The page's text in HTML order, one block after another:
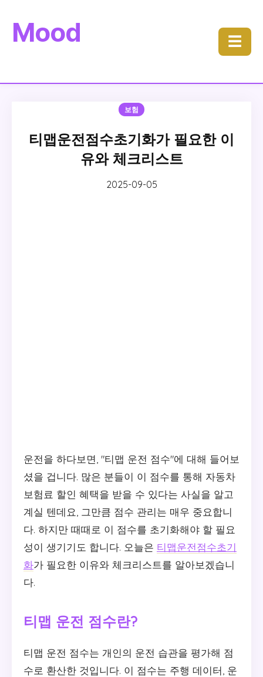
Mood ☰
보험
티맵운전점수초기화가 필요한 이
유와 체크리스트
2025-09-05
운전을 하다보면, "티맵 운전 점수"에 대해 들어보
셨을 겁니다. 많은 분들이 이 점수를 통해 자동차
보험료 할인 혜택을 받을 수 있다는 사실을 알고
계실 텐데요, 그만큼 점수 관리는 매우 중요합니
다. 하지만 때때로 이 점수를 초기화해야 할 필요
성이 생기기도 합니다. 오늘은 티맵운전점수초기
화가 필요한 이유와 체크리스트를 알아보겠습니
다.
티맵 운전 점수란?
티맵 운전 점수는 개인의 운전 습관을 평가해 점
수로 환산한 것입니다. 이 점수는 주행 데이터, 운